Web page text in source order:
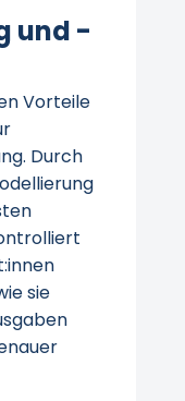
und -
Vorteile
Durch
sie